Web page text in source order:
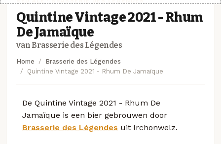
Quintine Vintage 2021 - Rhum
De Jamaïque
van Brasserie des Légendes
Home
Brasserie des Légendes
Quintine Vintage 2021 - Rhum De Jamaïque
De Quintine Vintage 2021 - Rhum De
Jamaïque is een bier gebrouwen door
Brasserie des Légendes uit Irchonwelz.